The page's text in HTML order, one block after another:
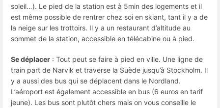
soleil…). Le pied de la station est à 5min des logements et il
est même possible de rentrer chez soi en skiant, tant il y a de
la neige sur les trottoirs. Il y a un restaurant d’altitude au
sommet de la station, accessible en télécabine ou à pied.
Se déplacer : Tout peut se faire à pied en ville. Une ligne de
train part de Narvik et traverse la Suède jusqu’à Stockholm. Il
y a aussi des bus qui se déplacent dans le Nordland.
L’aéroport est également accessible en bus (6 euros en tarif
jeune). Les bus sont plutôt chers mais on vous conseille le